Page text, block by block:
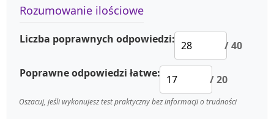
Rozumowanie ilościowe
Liczba poprawnych odpowiedzi: / 40
Poprawne odpowiedzi łatwe: / 20
Oszacuj, jeśli wykonujesz test praktyczny bez informacji o trudności